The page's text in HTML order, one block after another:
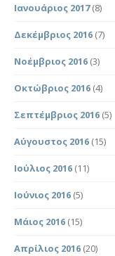
Ιανουάριος 2017(8)
Δεκέμβριος 2016 (7)
Νοέμβριος 2016 (3)
Οκτώβριος 2016 (4)
Σεπτέμβριος 2016 (5)
Αύγουστος 2016 (15)
Ιούλιος 2016 (11)
Ιούνιος 2016 (5)
Μάιος 2016 (15)
Απρίλιος 2016 (20)